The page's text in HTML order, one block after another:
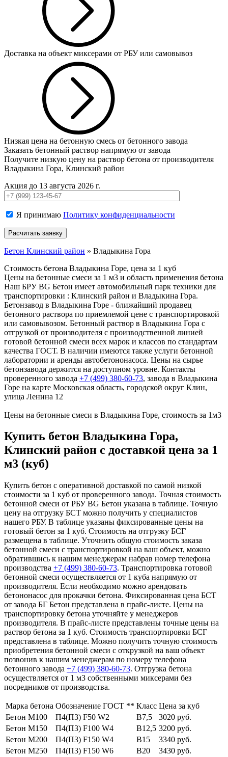
Доставка на объект миксерами от РБУ или самовывоз
Низкая цена на бетонную смесь от бетонного завода
Заказать бетонный раствор напрямую от завода
Получите низкую цену на раствор бетона от производителя
Владыкина Гора, Клинский район
Акция до 13 августа 2026 г.
Я принимаю Политику конфиденциальности
Бетон Клинский район » Владыкина Гора
Стоимость бетона Владыкина Горе, цена за 1 куб
Цены на бетонные смеси за 1 м3 и область применения бетона
Наш БРУ BG Бетон имеет автомобильный парк техники для
транспортировки : Клинский район и Владыкина Гора.
Бетонзавод в Владыкина Горе - ближайший продавец
бетонного раствора по приемлемой цене с транспортировкой
или самовывозом. Бетонный раствор в Владыкина Гора с
отгрузкой от производителя с производственной линией
готовой бетонной смеси всех марок и классов по стандартам
качества ГОСТ. В наличии имеются также услуги бетонной
лаборатории и аренды автобетононасоса. Цены на сырье
бетонзавода держится на доступном уровне. Контакты
проверенного завода +7 (499) 380-60-73, завода в Владыкина
Горе на карте Московская область, городской округ Клин,
улица Ленина 12
Цены на бетонные смеси в Владыкина Горе, стоимость за 1м3
Купить бетон Владыкина Гора,
Клинский район с доставкой цена за 1
м3 (куб)
Купить бетон с оперативной доставкой по самой низкой
стоимости за 1 куб от проверенного завода. Точная стоимость
бетонной смеси от РБУ BG Бетон указана в таблице. Точную
цену на отгрузку БСТ можно получить у специалистов
нашего РБУ. В таблице указаны фиксированные цены на
готовый бетон за 1 куб. Стоимость на отгрузку БСГ
размещена в таблице. Уточнить общую стоимость заказа
бетонной смеси с транспортировкой на ваш объект, можно
обратившись к нашим менеджерам набрав номер телефона
производства +7 (499) 380-60-73. Транспортировка готовой
бетонной смеси осуществляется от 1 куба напрямую от
производителя. Если необходимо можно арендовать
бетононасос для прокачки бетона. Фиксированная цена БСТ
от завода БГ Бетон представлена в прайс-листе. Цены на
транспортировку бетона уточняйте у менеджеров
производителя. В прайс-листе представлены точные цены на
раствор бетона за 1 куб. Стоимость транспортировки БСГ
представлена в таблице. Можно получить точную стоимость
приобретения бетонной смеси с открузкой на ваш объект
позвонив к нашим менеджерам по номеру телефона
бетонного завода +7 (499) 380-60-73. Отгрузка бетона
осуществляется от 1 м3 собственными миксерами без
посредников от производства.
Марка бетона Обозначение ГОСТ ** Класс Цена за куб
Бетон М100
П4(П3) F50 W2 В7,5
3020 руб.
Бетон М150
П4(П3) F100 W4 В12,5 3200 руб.
Бетон М200
П4(П3) F150 W4 В15
3340 руб.
Бетон М250
П4(П3) F150 W6 В20
3430 руб.